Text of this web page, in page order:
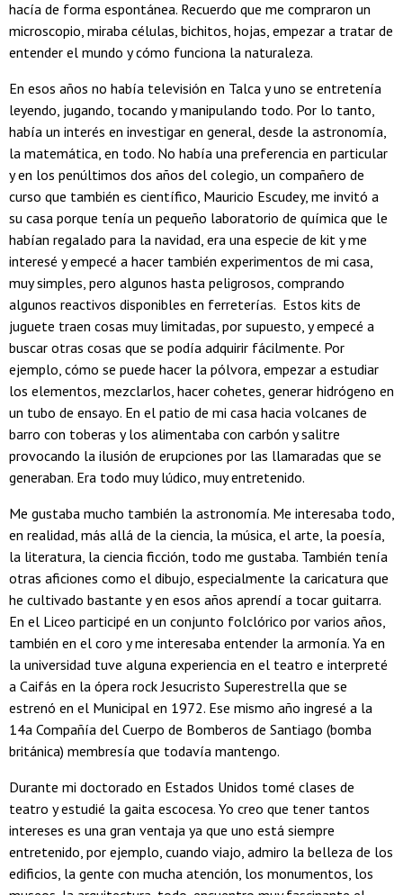
hacía de forma espontánea. Recuerdo que me compraron un
microscopio, miraba células, bichitos, hojas, empezar a tratar de
entender el mundo y cómo funciona la naturaleza.
En esos años no había televisión en Talca y uno se entretenía
leyendo, jugando, tocando y manipulando todo. Por lo tanto,
había un interés en investigar en general, desde la astronomía,
la matemática, en todo. No había una preferencia en particular
y en los penúltimos dos años del colegio, un compañero de
curso que también es científico, Mauricio Escudey, me invitó a
su casa porque tenía un pequeño laboratorio de química que le
habían regalado para la navidad, era una especie de kit y me
interesé y empecé a hacer también experimentos de mi casa,
muy simples, pero algunos hasta peligrosos, comprando
algunos reactivos disponibles en ferreterías. Estos kits de
juguete traen cosas muy limitadas, por supuesto, y empecé a
buscar otras cosas que se podía adquirir fácilmente. Por
ejemplo, cómo se puede hacer la pólvora, empezar a estudiar
los elementos, mezclarlos, hacer cohetes, generar hidrógeno en
un tubo de ensayo. En el patio de mi casa hacia volcanes de
barro con toberas y los alimentaba con carbón y salitre
provocando la ilusión de erupciones por las llamaradas que se
generaban. Era todo muy lúdico, muy entretenido.
Me gustaba mucho también la astronomía. Me interesaba todo,
en realidad, más allá de la ciencia, la música, el arte, la poesía,
la literatura, la ciencia ficción, todo me gustaba. También tenía
otras aficiones como el dibujo, especialmente la caricatura que
he cultivado bastante y en esos años aprendí a tocar guitarra.
En el Liceo participé en un conjunto folclórico por varios años,
también en el coro y me interesaba entender la armonía. Ya en
la universidad tuve alguna experiencia en el teatro e interpreté
a Caifás en la ópera rock Jesucristo Superestrella que se
estrenó en el Municipal en 1972. Ese mismo año ingresé a la
14a Compañía del Cuerpo de Bomberos de Santiago (bomba
británica) membresía que todavía mantengo.
Durante mi doctorado en Estados Unidos tomé clases de
teatro y estudié la gaita escocesa. Yo creo que tener tantos
intereses es una gran ventaja ya que uno está siempre
entretenido, por ejemplo, cuando viajo, admiro la belleza de los
edificios, la gente con mucha atención, los monumentos, los